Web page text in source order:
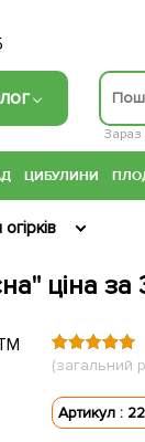
Зараз
ЦИБУЛИНИ
ціна за
(загальний
Артикул :